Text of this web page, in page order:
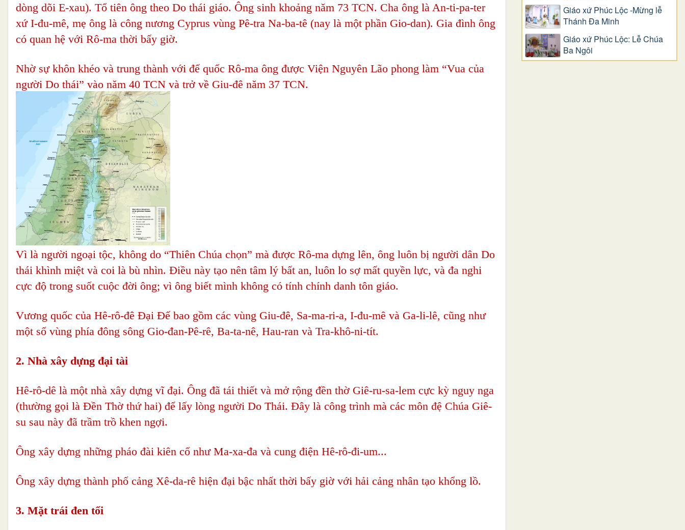
dòng dõi E-xau). Tổ tiên ông theo Do thái giáo. Ông sinh khoảng năm 73 TCN. Cha ông là An-ti-pa-ter
xứ I-đu-mê, mẹ ông là công nương Cyprus vùng Pê-tra Na-ba-tê (nay là một phần Gio-dan). Gia đình ông
có quan hệ với Rô-ma thời bấy giờ.
Nhờ sự khôn khéo và trung thành với đế quốc Rô-ma ông được Viện Nguyên Lão phong làm “Vua của
người Do thái” vào năm 40 TCN và trở về Giu-đê năm 37 TCN.
Vì là người ngoại tộc, không do “Thiên Chúa chọn” mà được Rô-ma dựng lên, ông luôn bị người dân Do
thái khình miệt và coi là bù nhìn. Điều này tạo nên tâm lý bất an, luôn lo sợ mất quyền lực, và đa nghi
cực độ trong suốt cuộc đời ông; vì ông biết mình không có tính chính danh tôn giáo.
Vương quốc của Hê-rô-đê Đại Đế bao gồm các vùng Giu-đê, Sa-ma-ri-a, I-đu-mê và Ga-li-lê, cũng như
một số vùng phía đông sông Gio-đan-Pê-rê, Ba-ta-nê, Hau-ran và Tra-khô-ni-tít.
2. Nhà xây dựng đại tài
Hê-rô-dê là một nhà xây dựng vĩ đại. Ông đã tái thiết và mở rộng đền thờ Giê-ru-sa-lem cực kỳ nguy nga
(thường gọi là Đền Thờ thứ hai) để lấy lòng người Do Thái. Đây là công trình mà các môn đệ Chúa Giê-
su sau này đã trầm trồ khen ngợi.
Ông xây dựng những pháo đài kiên cố như Ma-xa-đa và cung điện Hê-rô-đi-um...
Ông xây dựng thành phố cảng Xê-da-rê hiện đại bậc nhất thời bấy giờ với hải cảng nhân tạo khổng lồ.
3. Mặt trái đen tối
Giáo xứ Phúc Lộc -Mừng lễ
Thánh Đa Minh
Giáo xứ Phúc Lộc: Lễ Chúa
Ba Ngôi